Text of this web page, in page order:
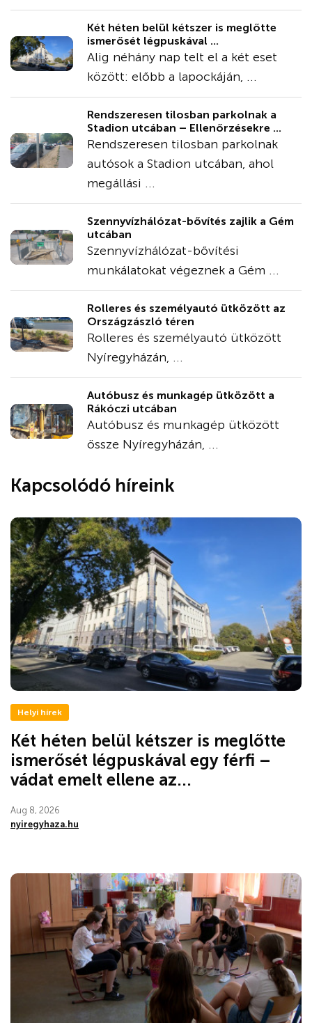
Két héten belül kétszer is meglőtte
ismerősét légpuskával ...
Alig néhány nap telt el a két eset
között: előbb a lapockáján, ...
Rendszeresen tilosban parkolnak a
Stadion utcában – Ellenőrzésekre ...
Rendszeresen tilosban parkolnak
autósok a Stadion utcában, ahol
megállási ...
Szennyvízhálózat-bővítés zajlik a Gém
utcában
Szennyvízhálózat-bővítési
munkálatokat végeznek a Gém ...
Rolleres és személyautó ütközött az
Országzászló téren
Rolleres és személyautó ütközött
Nyíregyházán, ...
Autóbusz és munkagép ütközött a
Rákóczi utcában
Autóbusz és munkagép ütközött
össze Nyíregyházán, ...
Kapcsolódó híreink
Helyi hírek
Két héten belül kétszer is meglőtte
ismerősét légpuskával egy férfi –
vádat emelt ellene az...
Aug 8, 2026
nyiregyhaza.hu